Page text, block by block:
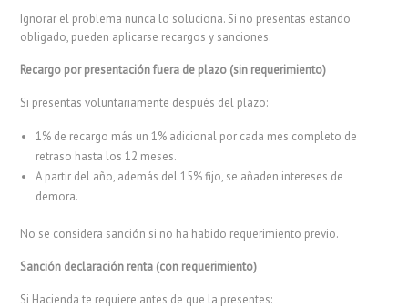
Ignorar el problema nunca lo soluciona. Si no presentas estando
obligado, pueden aplicarse recargos y sanciones.
Recargo por presentación fuera de plazo (sin requerimiento)
Si presentas voluntariamente después del plazo:
1% de recargo más un 1% adicional por cada mes completo de
retraso hasta los 12 meses.
A partir del año, además del 15% fijo, se añaden intereses de
demora.
No se considera sanción si no ha habido requerimiento previo.
Sanción declaración renta (con requerimiento)
Si Hacienda te requiere antes de que la presentes: